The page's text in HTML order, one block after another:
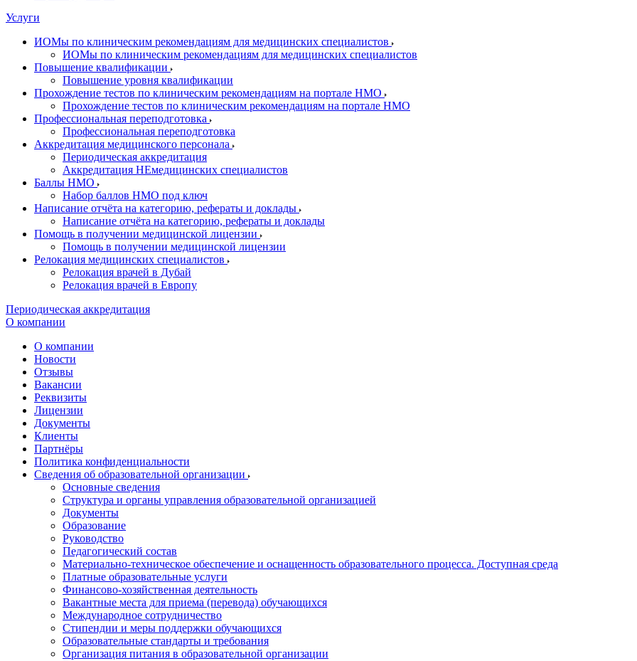
Услуги
ИОМы по клиническим рекомендациям для медицинских специалистов
ИОМы по клиническим рекомендациям для медицинских специалистов
Повышение квалификации
Повышение уровня квалификации
Прохождение тестов по клиническим рекомендациям на портале НМО
Прохождение тестов по клиническим рекомендациям на портале НМО
Профессиональная переподготовка
Профессиональная переподготовка
Аккредитация медицинского персонала
Периодическая аккредитация
Аккредитация НЕмедицинских специалистов
Баллы НМО
Набор баллов НМО под ключ
Написание отчёта на категорию, рефераты и доклады
Написание отчёта на категорию, рефераты и доклады
Помощь в получении медицинской лицензии
Помощь в получении медицинской лицензии
Релокация медицинских специалистов
Релокация врачей в Дубай
Релокация врачей в Европу
Периодическая аккредитация
О компании
О компании
Новости
Отзывы
Вакансии
Реквизиты
Лицензии
Документы
Клиенты
Партнёры
Политика конфиденциальности
Сведения об образовательной организации
Основные сведения
Структура и органы управления образовательной организацией
Документы
Образование
Руководство
Педагогический состав
Материально-техническое обеспечение и оснащенность образовательного процесса. Доступная среда
Платные образовательные услуги
Финансово-хозяйственная деятельность
Вакантные места для приема (перевода) обучающихся
Международное сотрудничество
Стипендии и меры поддержки обучающихся
Образовательные стандарты и требования
Организация питания в образовательной организации